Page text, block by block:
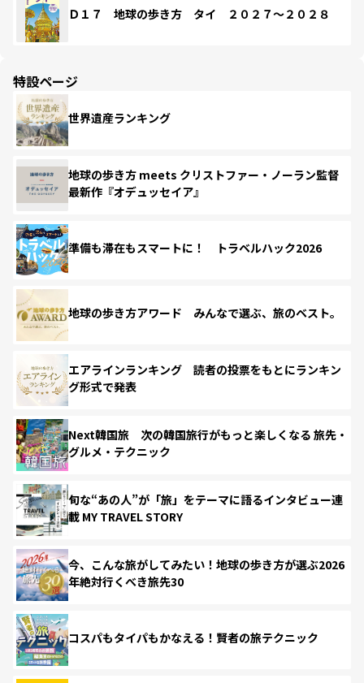
Ｄ１７ 地球の歩き方 タイ ２０２７～２０２８
特設ページ
世界遺産ランキング
地球の歩き方 meets クリストファー・ノーラン監督
最新作『オデュッセイア』
準備も滞在もスマートに！ トラベルハック2026
地球の歩き方アワード みんなで選ぶ、旅のベスト。
エアラインランキング 読者の投票をもとにランキン
グ形式で発表
Next韓国旅 次の韓国旅行がもっと楽しくなる 旅先・
グルメ・テクニック
旬な“あの人”が「旅」をテーマに語るインタビュー連
載 MY TRAVEL STORY
今、こんな旅がしてみたい！地球の歩き方が選ぶ2026
年絶対行くべき旅先30
コスパもタイパもかなえる！賢者の旅テクニック